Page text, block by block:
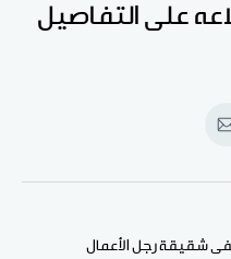
على التفاصيل
انشر
الإيميل
شقيقة رجل الأعمال